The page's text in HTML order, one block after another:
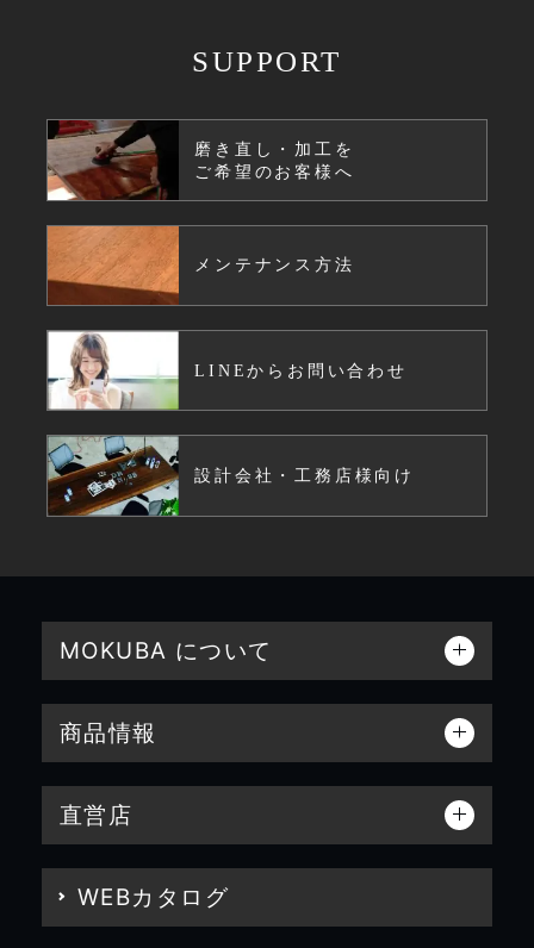
SUPPORT
磨き直し・加工を
ご希望のお客様へ
メンテナンス方法
LINEからお問い合わせ
設計会社・工務店様向け
MOKUBA について
商品情報
直営店
WEBカタログ